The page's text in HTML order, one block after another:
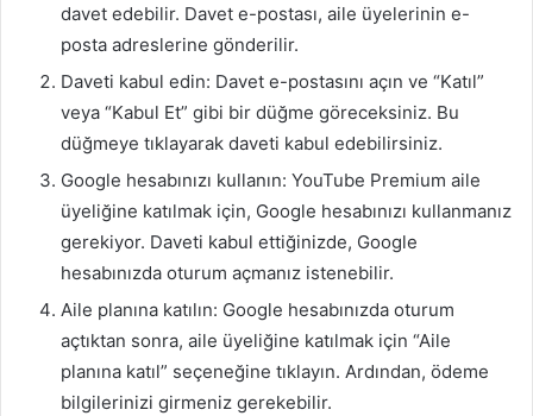
davet edebilir. Davet e-postası, aile üyelerinin e-
posta adreslerine gönderilir.
Daveti kabul edin: Davet e-postasını açın ve “Katıl”
veya “Kabul Et” gibi bir düğme göreceksiniz. Bu
düğmeye tıklayarak daveti kabul edebilirsiniz.
Google hesabınızı kullanın: YouTube Premium aile
üyeliğine katılmak için, Google hesabınızı kullanmanız
gerekiyor. Daveti kabul ettiğinizde, Google
hesabınızda oturum açmanız istenebilir.
Aile planına katılın: Google hesabınızda oturum
açtıktan sonra, aile üyeliğine katılmak için “Aile
planına katıl” seçeneğine tıklayın. Ardından, ödeme
bilgilerinizi girmeniz gerekebilir.